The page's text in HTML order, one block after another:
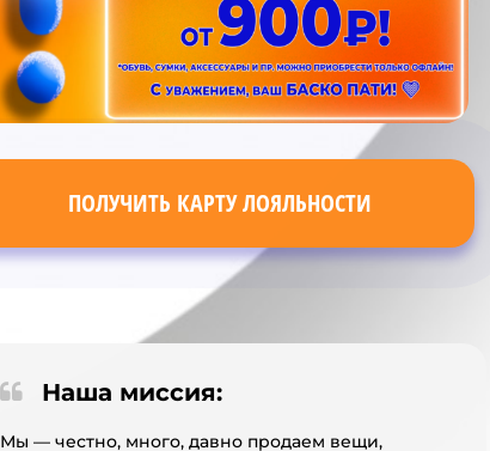
ПОЛУЧИТЬ КАРТУ ЛОЯЛЬНОСТИ
Наша миссия:
Мы — честно, много, давно продаем вещи,